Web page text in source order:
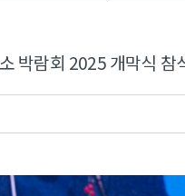
박람회 2025 개막식 참